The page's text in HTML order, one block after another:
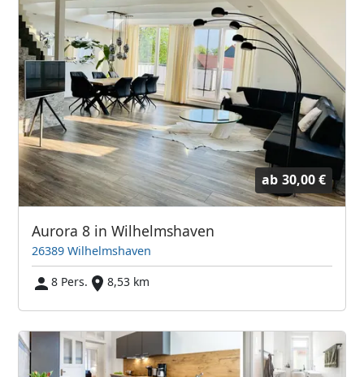
ab 30,00 €
Aurora 8 in Wilhelmshaven
26389 Wilhelmshaven
8 Pers.
8,53 km